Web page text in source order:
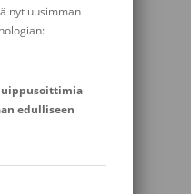
nyt uusimman
edulliseen